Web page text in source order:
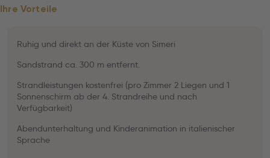
Ihre Vorteile
Ruhig und direkt an der Küste von Simeri
Sandstrand ca. 300 m entfernt.
Strandleistungen kostenfrei (pro Zimmer 2 Liegen und 1
Sonnenschirm ab der 4. Strandreihe und nach
Verfügbarkeit)
Abendunterhaltung und Kinderanimation in italienischer
Sprache